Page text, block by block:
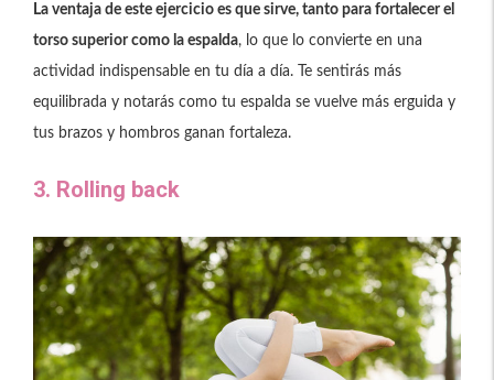
La ventaja de este ejercicio es que sirve, tanto para fortalecer el
torso superior como la espalda, lo que lo convierte en una
actividad indispensable en tu día a día. Te sentirás más
equilibrada y notarás como tu espalda se vuelve más erguida y
tus brazos y hombros ganan fortaleza.
3. Rolling back